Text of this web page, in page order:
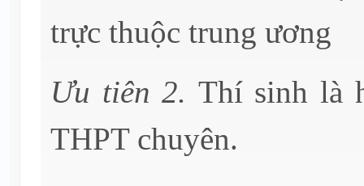
trực thuộc trung ương
Ưu tiên 2. Thí sinh là
THPT chuyên.